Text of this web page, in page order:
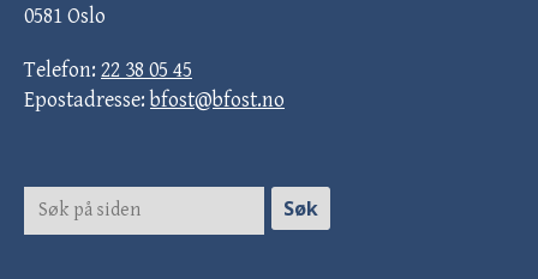
0581 Oslo
Telefon: 22 38 05 45
Epostadresse: bfost@bfost.no